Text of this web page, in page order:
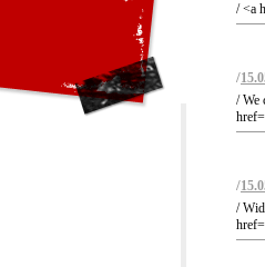
/ <a
/
/ We
/
/